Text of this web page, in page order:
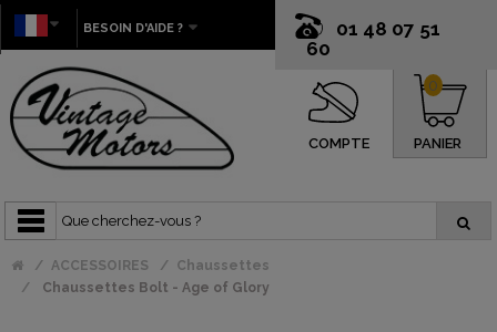
01 48 07 51
60
BESOIN D'AIDE ?
COMPTE PANIER
0
ACCESSOIRES
Chaussettes
Chaussettes Bolt - Age of Glory